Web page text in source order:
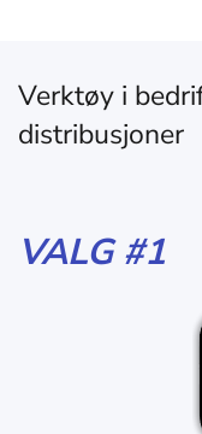
Verktøy i
distribusjoner
VALG #1